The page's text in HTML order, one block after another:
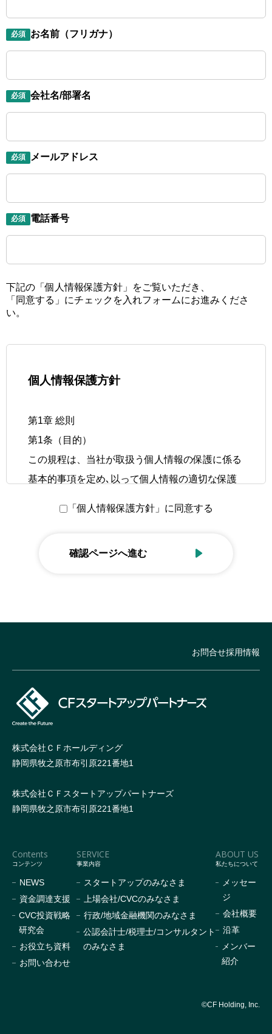
必須 お名前（フリガナ）
必須 会社名/部署名
必須 メールアドレス
必須 電話番号
下記の「個人情報保護方針」をご覧いただき、
「同意する」にチェックを入れフォームにお進みくださ
い。
個人情報保護方針
「個人情報保護方針」に同意する
確認ページへ進む
お問合せ採用情報
株式会社ＣＦホールディング
静岡県牧之原市布引原221番地1
株式会社ＣＦスタートアップパートナーズ
静岡県牧之原市布引原221番地1
Contents
コンテンツ
NEWS
資金調達支援
CVC投資戦略
研究会
お役立ち資料
お問い合わせ
SERVICE
事業内容
スタートアップのみなさま
上場会社/CVCのみなさま
行政/地域金融機関のみなさま
公認会計士/税理士/コンサルタント
のみなさま
ABOUT US
私たちについて
メッセー
ジ
会社概要
沿革
メンバー
紹介
©CF Holding, Inc.